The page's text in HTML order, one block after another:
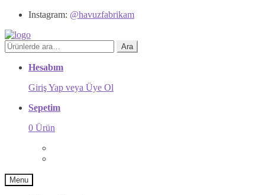
Instagram: @havuzfabrikam
Ara: Ara
Hesabım
Giriş Yap veya Üye Ol
Sepetim
0 Ürün
Menu